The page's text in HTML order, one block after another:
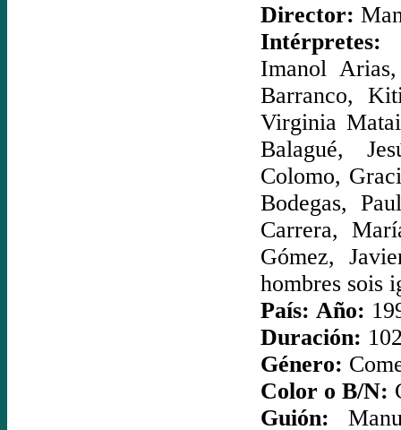
Director:
Intérpretes:
Imanol
Barranco,
Virginia
Balagué,
Colomo,
Bodegas,
Carrera,
Gómez,
hombres sois
País: Año:
Duración:
Género:
Color o B/N:
Guión: